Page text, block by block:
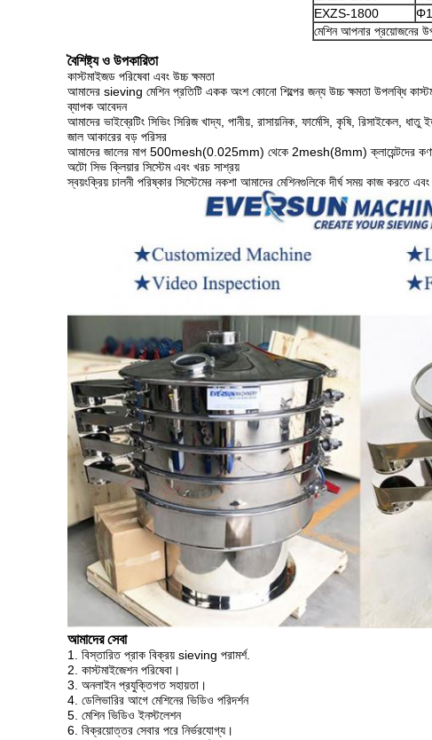
EXZS-1800
মেশিন আপনার প্রয়োজনের
বৈশিষ্ট্য ও উপকারিতা
কাস্টমাইজড পরিষেবা এবং উচ্চ ক্ষমতা
আমাদের sieving মেশিন প্রতিটি একক অংশ কোনো শিল্পের জন্য উচ্চ ক্ষমতা উপলব্ধি
ব্যাপক আবেদন
আমাদের ভাইব্রেটিং সিভিং সিরিজ খাদ্য, পানীয়, রাসায়নিক, ফার্মেসি, কৃষি, রিসাইকেল, ধাতু
জাল আকারের বড় পরিসর
আমাদের জালের মাপ 500mesh(0.025mm) থেকে 2mesh(8mm) ক্লায়েন্টদের কণা,
অটো সিভ ক্লিয়ার সিস্টেম এবং খরচ সাশ্রয়
স্বয়ংক্রিয় চালনী পরিষ্কার সিস্টেমের নকশা আমাদের মেশিনগুলিকে দীর্ঘ সময় কাজ করতে এবং
আমাদের সেবা
1. বিস্তারিত প্রাক বিক্রয় sieving পরামর্শ.
2. কাস্টমাইজেশন পরিষেবা।
3. অনলাইন প্রযুক্তিগত সহায়তা।
4. ডেলিভারির আগে মেশিনের ভিডিও পরিদর্শন
5. মেশিন ভিডিও ইনস্টলেশন
6. বিক্রয়োত্তর সেবার পরে নির্ভরযোগ্য।